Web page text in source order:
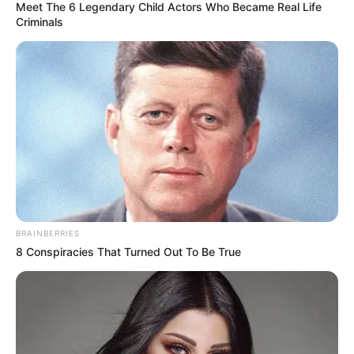
TEMAS RELACIONADOS
NOTICIAS ANTIOQUIA ALERTA PAISA
FAUNA
ANIMALES CUNDINAMARCA
MANTÉNGASE EN ALERTA
Tenemos todas las noticias que le
interesan. Para estar bien informado, por
Meet The 6 Legendary Child Actors Who Became Real Life
Criminals
BRAINBERRIES
8 Conspiracies That Turned Out To Be True